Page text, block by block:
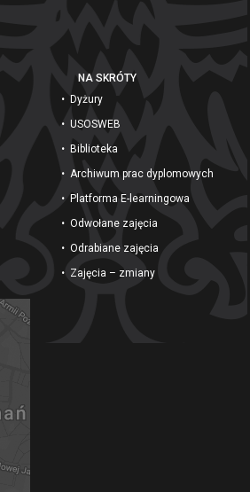
NA SKRÓTY
Dyżury
USOSWEB
Biblioteka
Archiwum prac dyplomowych
Platforma E-learningowa
Odwołane zajęcia
Odrabiane zajęcia
Zajęcia – zmiany